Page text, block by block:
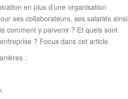
en plus d’une organisation
ses collaborateurs, ses salariés ainsi
comment y parvenir ? Et quels sont
? Focus dans cet article.
: